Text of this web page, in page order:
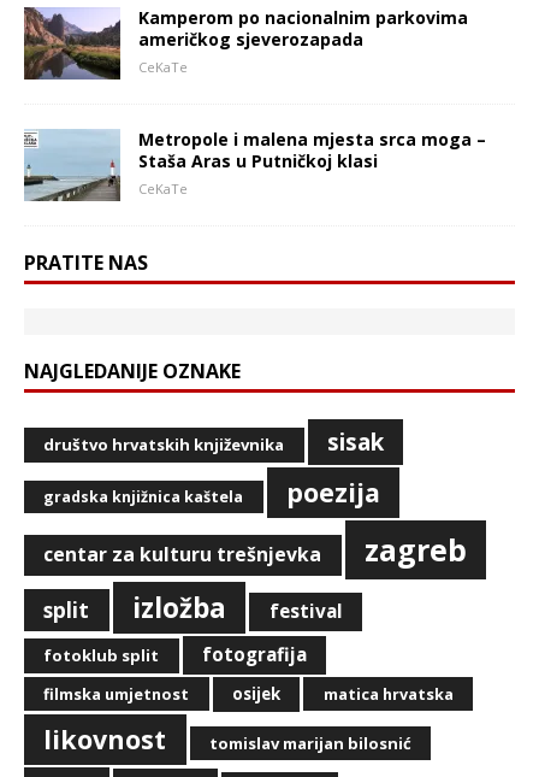
Kamperom po nacionalnim parkovima
američkog sjeverozapada
CeKaTe
Metropole i malena mjesta srca moga –
Staša Aras u Putničkoj klasi
CeKaTe
PRATITE NAS
NAJGLEDANIJE OZNAKE
društvo hrvatskih književnika sisak
gradska knjižnica kaštela poezija
centar za kulturu trešnjevka zagreb
split izložba festival
fotoklub split fotografija
filmska umjetnost osijek matica hrvatska
likovnost tomislav marijan bilosnić